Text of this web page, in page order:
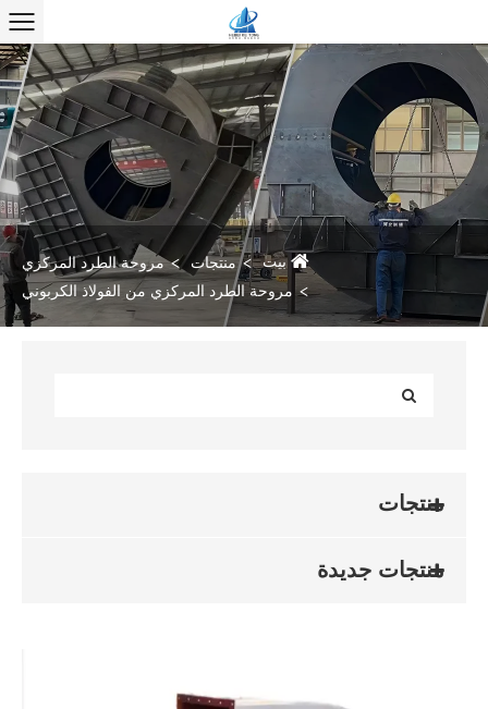
بيت منتجات
مروحة الطرد المركزي
مروحة الطرد المركزي من الفولاذ الكربوني
منتجات
منتجات جديدة